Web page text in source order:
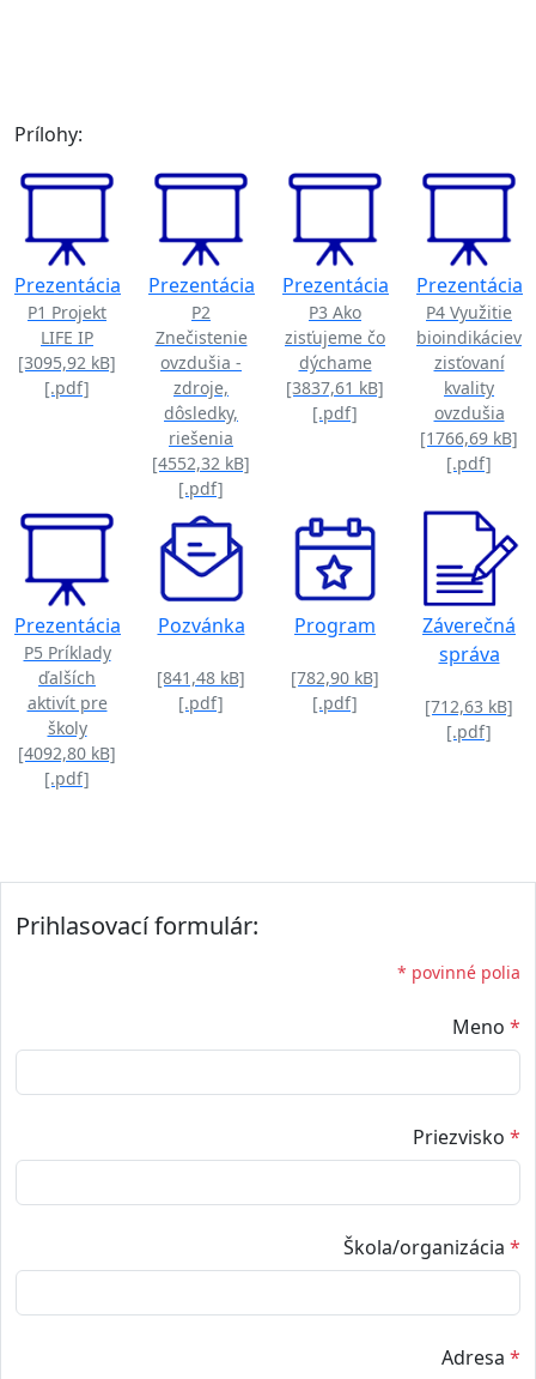
Prílohy:
Prezentácia
P1 Projekt
LIFE IP
[3095,92 kB]
[.pdf]
Prezentácia
P2
Znečistenie
ovzdušia -
zdroje,
dôsledky,
riešenia
[4552,32 kB]
[.pdf]
Prezentácia
P3 Ako
zisťujeme čo
dýchame
[3837,61 kB]
[.pdf]
Prezentácia
P4 Využitie
bioindikáciev
zisťovaní
kvality
ovzdušia
[1766,69 kB]
[.pdf]
Prezentácia
P5 Príklady
ďalších
aktivít pre
školy
[4092,80 kB]
[.pdf]
Pozvánka
[841,48 kB]
[.pdf]
Program
[782,90 kB]
[.pdf]
Záverečná
správa
[712,63 kB]
[.pdf]
Prihlasovací formulár:
* povinné polia
Meno *
Priezvisko *
Škola/organizácia *
Adresa *